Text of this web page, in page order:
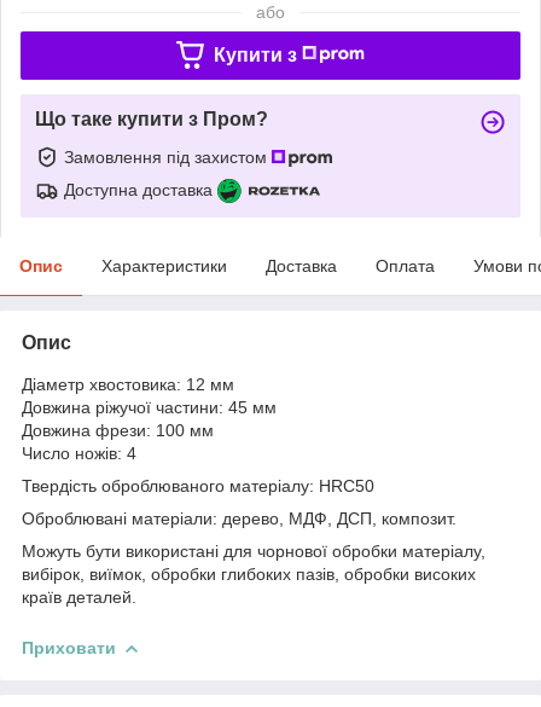
або
Купити з
Що таке купити з Пром?
Замовлення під захистом
Доступна доставка
Опис Характеристики Доставка Оплата Умови
Опис
Діаметр хвостовика: 12 мм
Довжина ріжучої частини: 45 мм
Довжина фрези: 100 мм
Число ножів: 4
Твердість оброблюваного матеріалу: HRC50
Оброблювані матеріали: дерево, МДФ, ДСП, композит.
Можуть бути використані для чорнової обробки матеріалу,
вибірок, виїмок, обробки глибоких пазів, обробки високих
країв деталей.
Приховати